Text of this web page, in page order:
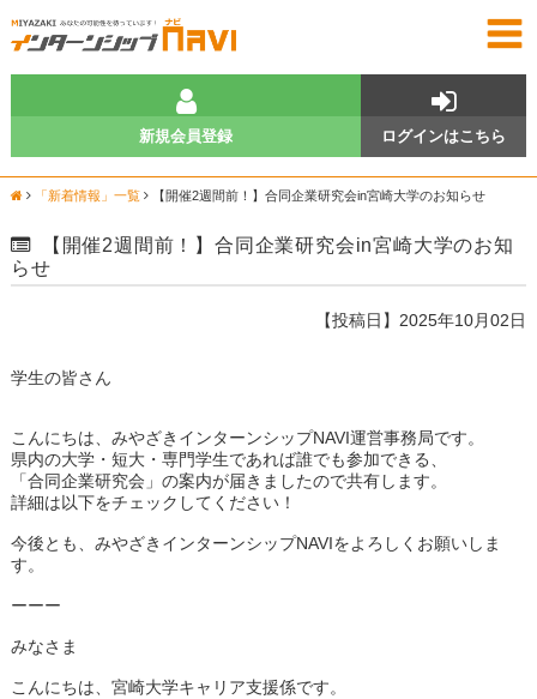
ログインはこちら
新規会員登録
「新着情報」一覧 【開催2週間前！】合同企業研究会in宮崎大学のお知らせ
【開催2週間前！】合同企業研究会in宮崎大学のお知
らせ
【投稿日】2025年10月02日
学生の皆さん
こんにちは、みやざきインターンシップNAVI運営事務局です。
県内の大学・短大・専門学生であれば誰でも参加できる、
「合同企業研究会」の案内が届きましたので共有します。
詳細は以下をチェックしてください！
今後とも、みやざきインターンシップNAVIをよろしくお願いしま
す。
ーーー
みなさま
こんにちは、宮崎大学キャリア支援係です。